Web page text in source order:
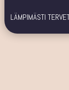
LÄMPIMÄSTI